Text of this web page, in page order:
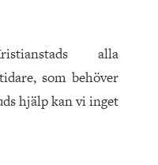
alla
som behöver
hjälp kan vi inget